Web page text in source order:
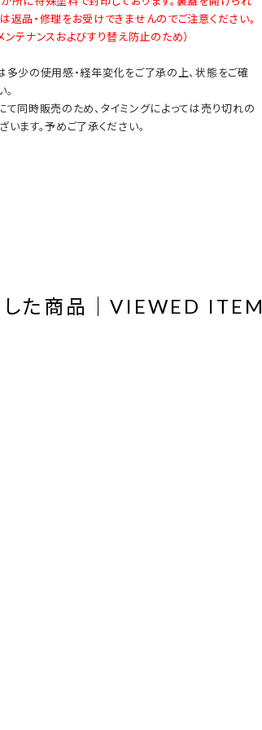
返品・修理をお受けできませんのでご注意ください。
ンテナンスおよびすり替え防止のため）
多少の使用感・経年変化をご了承の上、状態をご確
て同時販売のため、タイミングによっては売り切れの
います。予めご了承ください。
した商品｜VIEWED